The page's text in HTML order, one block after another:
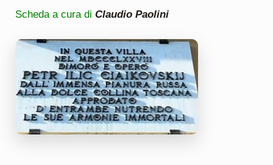
Scheda a cura di Claudio Paolini